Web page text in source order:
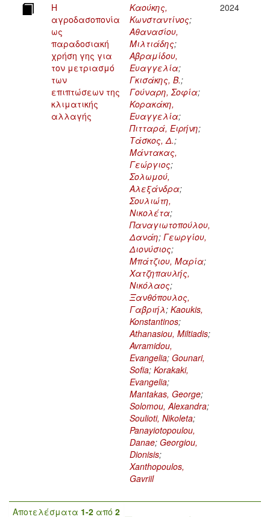
Η
αγροδασοπονία
ως
παραδοσιακή
χρήση γης για
τον μετριασμό
των
επιπτώσεων της
κλιματικής
αλλαγής
Καούκης,
Κωνσταντίνος;
Αθανασίου,
Μιλτιάδης;
Αβραμίδου,
Ευαγγελία;
Γκισάκης, Β.;
Γούναρη, Σοφία;
Κορακάκη,
Ευαγγελία;
Πιτταρά, Ειρήνη;
Τάσκος, Δ.;
Μάντακας,
Γεώργιος;
Σολωμού,
Αλεξάνδρα;
Σουλιώτη,
Νικολέτα;
Παναγιωτοπούλου,
Δανάη; Γεωργίου,
Διονύσιος;
Μπάτζιου, Μαρία;
Χατζηπαυλής,
Νικόλαος;
Ξανθόπουλος,
Γαβριήλ; Kaoukis,
Konstantinos;
Athanasiou, Miltiadis;
Avramidou,
Evangelia; Gounari,
Sofia; Korakaki,
Evangelia;
Mantakas, George;
Solomou, Alexandra;
Soulioti, Nikoleta;
Panayiotopoulou,
Danae; Georgiou,
Dionisis;
Xanthopoulos,
Gavriil
2024
Αποτελέσματα 1-2 από 2